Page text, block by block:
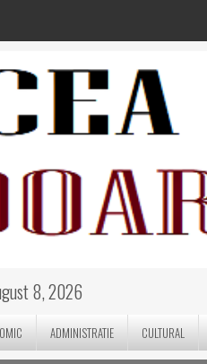
8, 2026
ADMINISTRATIE CULTURAL